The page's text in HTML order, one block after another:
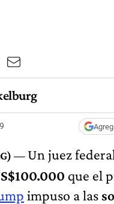
Un juez
que el
impuso a las